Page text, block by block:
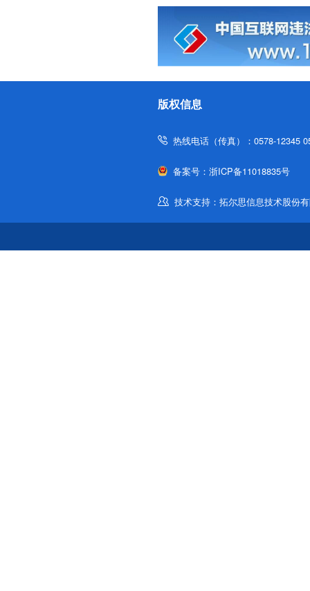
版权信息
热线电话（传真）：0578-12345
备案号：浙ICP备11018835号
技术支持：拓尔思信息技术股份